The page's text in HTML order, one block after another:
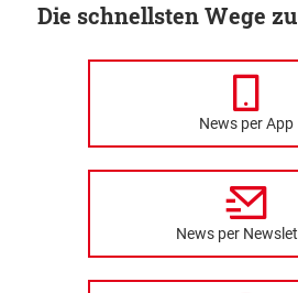
Die schnellsten Wege
News per App
News per